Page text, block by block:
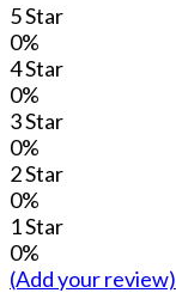
5 Star
0%
4 Star
0%
3 Star
0%
2 Star
0%
1 Star
0%
(Add your review)